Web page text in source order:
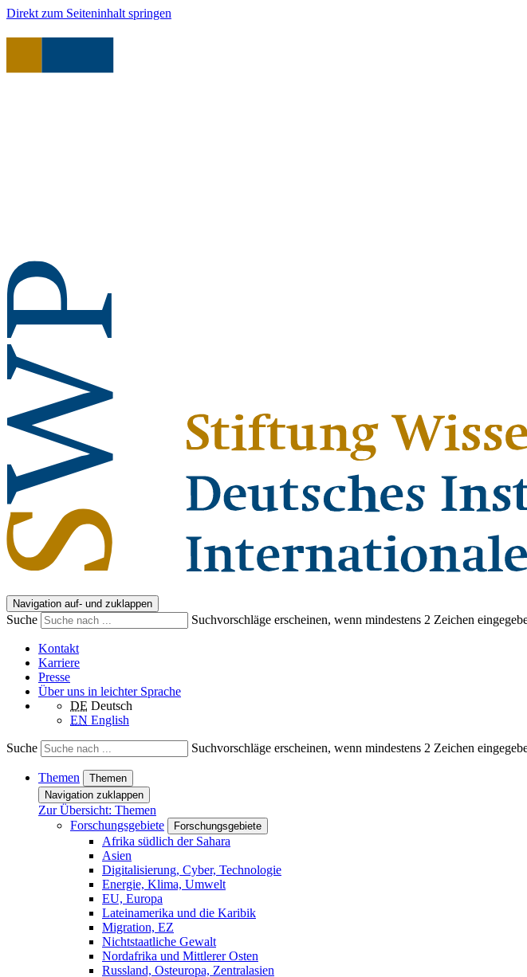
Direkt zum Seiteninhalt springen
Navigation auf- und zuklappen
Suche Suchvorschläge erscheinen, wenn mindestens 2 Zeichen
Kontakt
Karriere
Presse
Über uns in leichter Sprache
DE Deutsch
EN English
Suche Suchvorschläge erscheinen, wenn mindestens 2 Zeichen
Themen
Themen
Navigation zuklappen
Zur Übersicht: Themen
Forschungsgebiete
Forschungsgebiete
Afrika südlich der Sahara
Asien
Digitalisierung, Cyber, Technologie
Energie, Klima, Umwelt
EU, Europa
Lateinamerika und die Karibik
Migration, EZ
Nichtstaatliche Gewalt
Nordafrika und Mittlerer Osten
Russland, Osteuropa, Zentralasien